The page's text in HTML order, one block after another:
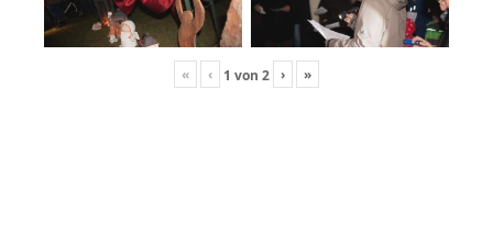
« ‹ 1 von 2 › »